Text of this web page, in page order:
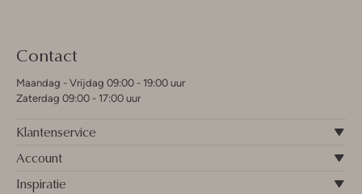
Contact
Maandag - Vrijdag 09:00 - 19:00 uur
Zaterdag 09:00 - 17:00 uur
Klantenservice
Account
Inspiratie